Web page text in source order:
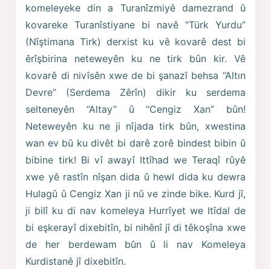
komeleyeke din a Turanîzmiyê damezrand û
kovareke Turanîstiyane bi navê “Türk Yurdu”
(Nîştimana Tirk) derxist ku vê kovarê dest bi
êrîşbirina neteweyên ku ne tirk bûn kir. Vê
kovarê di nivîsên xwe de bi şanazî behsa “Altın
Devre” (Serdema Zêrîn) dikir ku serdema
selteneyên “Altay” û “Cengiz Xan” bûn!
Neteweyên ku ne ji nîjada tirk bûn, xwestina
wan ev bû ku divêt bi darê zorê bindest bibin û
bibine tirk! Bi vî awayî Ittîhad we Teraqî rûyê
xwe yê rastîn nîşan dida û hewl dida ku dewra
Hulagû û Cengiz Xan ji nû ve zinde bike. Kurd jî,
ji bilî ku di nav komeleya Hurrîyet we Itîdal de
bi eşkerayî dixebitîn, bi nihênî jî di têkoşîna xwe
de her berdewam bûn û li nav Komeleya
Kurdistanê jî dixebitîn.